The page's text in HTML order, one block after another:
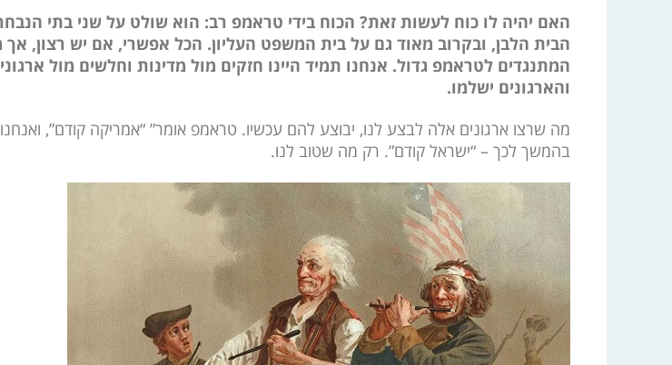
האם יהיה לו כוח לעשות זאת? הכוח בידי טראמפ רב: הוא שולט על שני בתי
הבית הלבן, ובקרוב מאוד גם על בית המשפט העליון. הכל אפשרי, אם יש רצון,
המתנגדים לטראמפ גדול. אנחנו תמיד היינו חזקים מול מדינות וחלשים מול
והארגונים ישלמו.
מה שרצו ארגונים אלה לבצע לנו, יבוצע להם עכשיו. טראמפ אומר” “אמריקה קודם”,
בהמשך לכך – “ישראל קודם”. רק מה שטוב לנו.